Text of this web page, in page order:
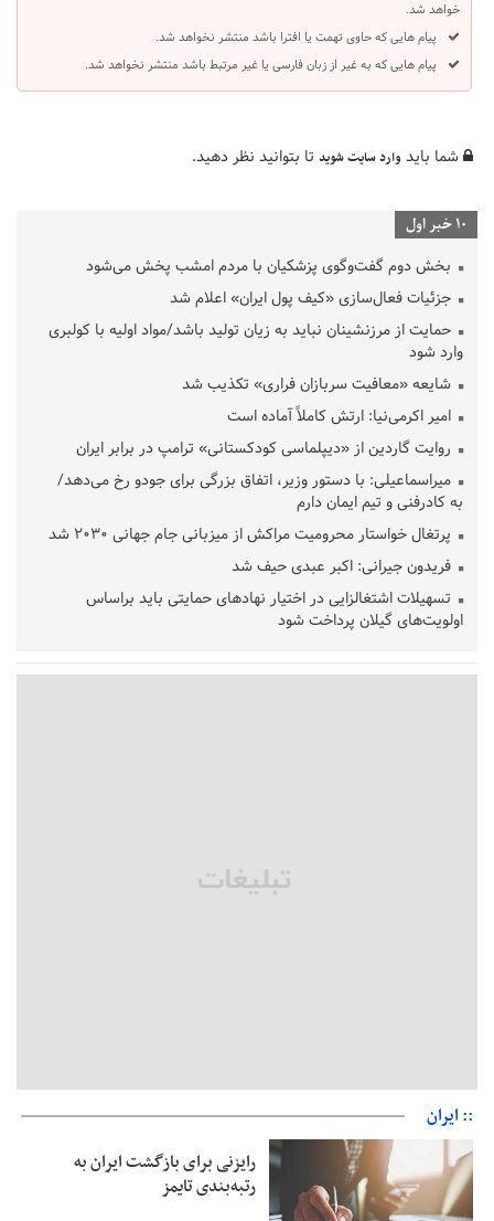
خواهد شد.
پیام هایی که حاوی تهمت یا افترا باشد منتشر نخواهد شد.
پیام هایی که به غیر از زبان فارسی یا غیر مرتبط باشد منتشر نخواهد شد.
شما باید وارد سایت شوید تا بتوانید نظر دهید.
10 خبر اول
بخش دوم گفت‌وگوی پزشکیان با مردم امشب پخش می‌شود
جزئیات فعال‌سازی «کیف پول ایران» اعلام شد
حمایت از مرزنشینان نباید به زیان تولید باشد/مواد اولیه با کولبری
وارد شود
شایعه «معافیت سربازان فراری» تکذیب شد
امیر اکرمی‌نیا: ارتش کاملاً آماده است
روایت گاردین از «دیپلماسی کودکستانی» ترامپ در برابر ایران
میراسماعیلی: با دستور وزیر، اتفاق بزرگی برای جودو رخ می‌دهد/
به کادرفنی و تیم ایمان دارم
پرتغال خواستار محرومیت مراکش از میزبانی جام جهانی ۲۰۳۰ شد
فریدون جیرانی: اکبر عبدی حیف شد
تسهیلات اشتغالزایی در اختیار نهادهای حمایتی باید براساس
اولویت‌های گیلان پرداخت شود
قلعه‌نویی مشخص شد
:: ایران
رایزنی برای بازگشت ایران به
رتبه‌بندی تایمز